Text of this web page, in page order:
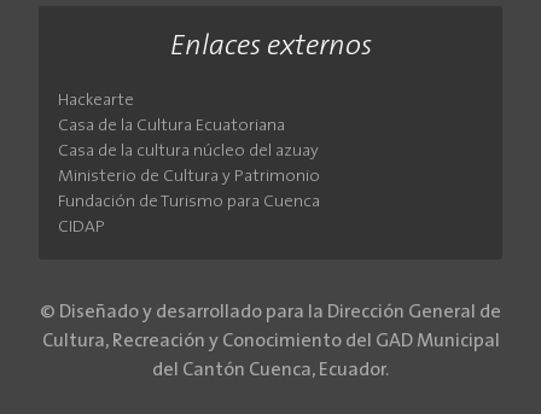
Enlaces externos
Hackearte
Casa de la Cultura Ecuatoriana
Casa de la cultura núcleo del azuay
Ministerio de Cultura y Patrimonio
Fundación de Turismo para Cuenca
CIDAP
© Diseñado y desarrollado para la Dirección General de
Cultura, Recreación y Conocimiento del GAD Municipal
del Cantón Cuenca, Ecuador.